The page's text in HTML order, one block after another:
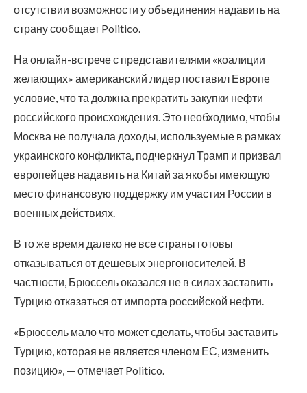
отсутствии возможности у объединения надавить на
страну сообщает Politico.
На онлайн-встрече с представителями «коалиции
желающих» американский лидер поставил Европе
условие, что та должна прекратить закупки нефти
российского происхождения. Это необходимо, чтобы
Москва не получала доходы, используемые в рамках
украинского конфликта, подчеркнул Трамп и призвал
европейцев надавить на Китай за якобы имеющую
место финансовую поддержку им участия России в
военных действиях.
В то же время далеко не все страны готовы
отказываться от дешевых энергоносителей. В
частности, Брюссель оказался не в силах заставить
Турцию отказаться от импорта российской нефти.
«Брюссель мало что может сделать, чтобы заставить
Турцию, которая не является членом ЕС, изменить
позицию», — отмечает Politico.